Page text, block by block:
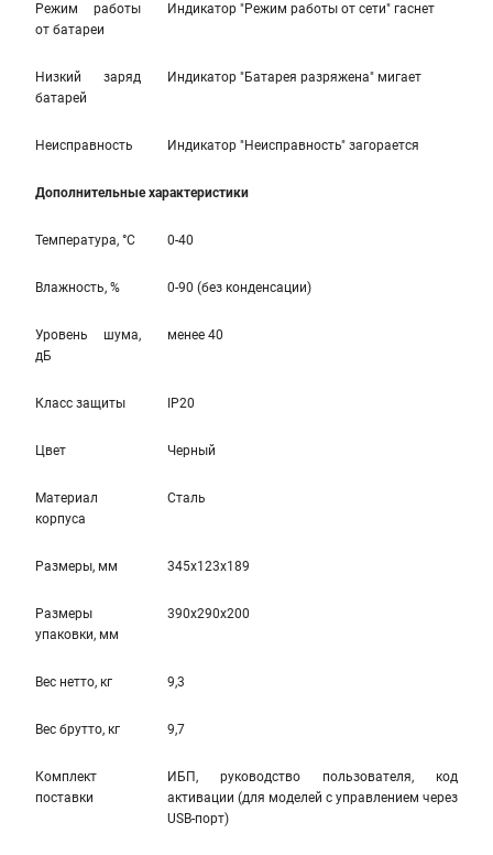
Режим работы
от батареи
Индикатор "Режим работы от сети" гаснет
Низкий заряд
батарей
Индикатор "Батарея разряжена" мигает
Неисправность Индикатор "Неисправность" загорается
Дополнительные характеристики
Температура, °С 0-40
Влажность, % 0-90 (без конденсации)
Уровень шума,
дБ
менее 40
Класс защиты IP20
Цвет Черный
Материал
корпуса
Сталь
Размеры, мм 345x123x189
Размеры
упаковки, мм
390x290x200
Вес нетто, кг 9,3
Вес брутто, кг 9,7
Комплект
поставки
ИБП, руководство пользователя, код
активации (для моделей с управлением через
USB-порт)